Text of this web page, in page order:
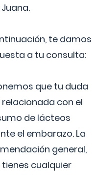
te damos
a tu consulta:
que tu duda
con el
de lácteos
el embarazo. La
general,
tienes cualquier